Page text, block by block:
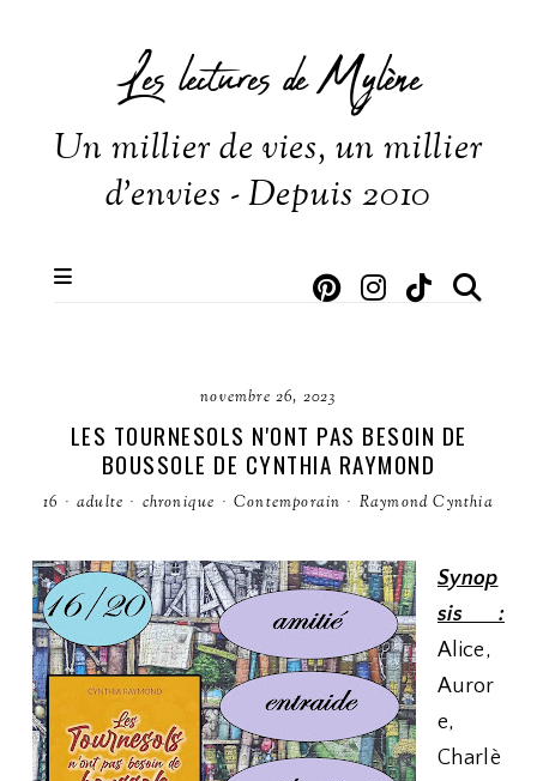
Les lectures de Mylène
Un millier de vies, un millier
d'envies - Depuis 2010
novembre 26, 2023
LES TOURNESOLS N'ONT PAS BESOIN DE
BOUSSOLE DE CYNTHIA RAYMOND
16 · adulte · chronique · Contemporain · Raymond Cynthia
Synop
sis :
Alice,
Auror
e,
Charlè